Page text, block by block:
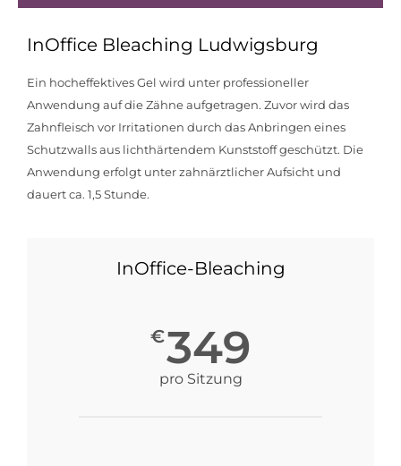
InOffice Bleaching Ludwigsburg
Ein hocheffektives Gel wird unter professioneller
Anwendung auf die Zähne aufgetragen. Zuvor wird das
Zahnfleisch vor Irritationen durch das Anbringen eines
Schutzwalls aus lichthärtendem Kunststoff geschützt. Die
Anwendung erfolgt unter zahnärztlicher Aufsicht und
dauert ca. 1,5 Stunde.
InOffice-Bleaching
€349
pro Sitzung